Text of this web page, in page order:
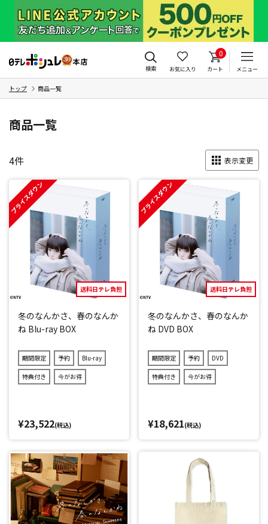
検索 お気に入り
0
カート メニュー
トップ 商品一覧
商品一覧
4件 表示変更
送料日テレ負担
冬のなんかさ、春のなんか
ね Blu-ray BOX
プライスダウン
期間限定 予約 Blu-ray
特典付き 今がお得
¥23,522(税込)
送料日テレ負担
冬のなんかさ、春のなんか
ね DVD BOX
プライスダウン
期間限定 予約 DVD
特典付き 今がお得
¥18,621(税込)